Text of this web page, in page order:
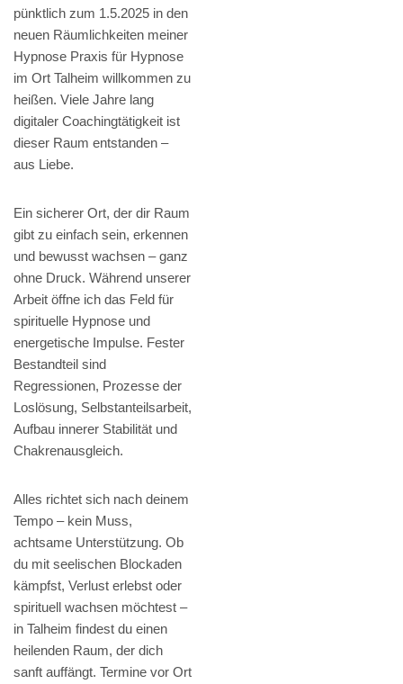
pünktlich zum 1.5.2025 in den
neuen Räumlichkeiten meiner
Hypnose Praxis für Hypnose
im Ort Talheim willkommen zu
heißen. Viele Jahre lang
digitaler Coachingtätigkeit ist
dieser Raum entstanden –
aus Liebe.
Ein sicherer Ort, der dir Raum
gibt zu einfach sein, erkennen
und bewusst wachsen – ganz
ohne Druck. Während unserer
Arbeit öffne ich das Feld für
spirituelle Hypnose und
energetische Impulse. Fester
Bestandteil sind
Regressionen, Prozesse der
Loslösung, Selbstanteilsarbeit,
Aufbau innerer Stabilität und
Chakrenausgleich.
Alles richtet sich nach deinem
Tempo – kein Muss,
achtsame Unterstützung. Ob
du mit seelischen Blockaden
kämpfst, Verlust erlebst oder
spirituell wachsen möchtest –
in Talheim findest du einen
heilenden Raum, der dich
sanft auffängt. Termine vor Ort